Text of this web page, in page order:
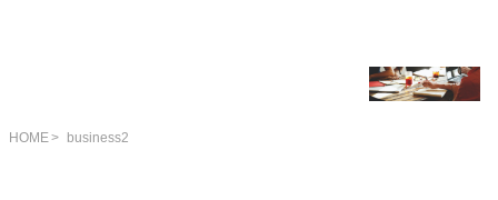
HOME business2